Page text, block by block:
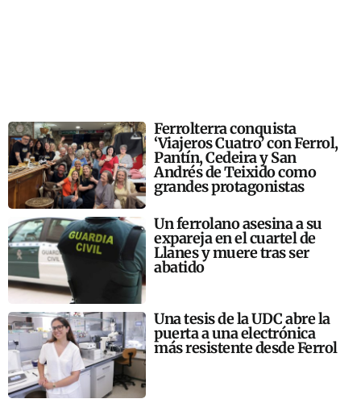
Ferrolterra conquista
‘Viajeros Cuatro’ con Ferrol,
Pantín, Cedeira y San
Andrés de Teixido como
grandes protagonistas
Un ferrolano asesina a su
expareja en el cuartel de
Llanes y muere tras ser
abatido
Una tesis de la UDC abre la
puerta a una electrónica
más resistente desde Ferrol